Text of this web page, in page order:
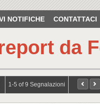
NOTIFICHE CONTATTACI
da
1-5 of 9 Segnalazioni